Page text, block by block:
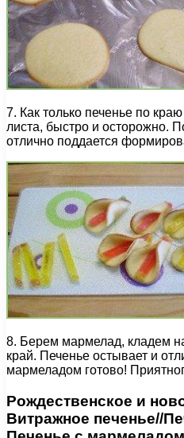
7. Как только печенье по
листа, быстро и осторожно.
отлично поддается
8. Берем мармелад, кладем
край. Печенье остывает и
мармеладом готово!
Рождественское и
Витражное печенье//